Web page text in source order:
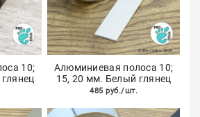
10;
Алюминиевая полоса 10;
15, 20 мм. Белый глянец
485 руб./шт.